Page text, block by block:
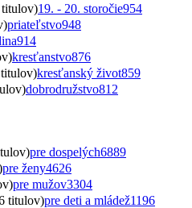
titulov)19. - 20. storočie954
priateľstvo948
914
kresťanstvo876
kresťanský život859
dobrodružstvo812
pre dospelých6889
pre ženy4626
pre mužov3304
titulov)pre deti a mládež1196